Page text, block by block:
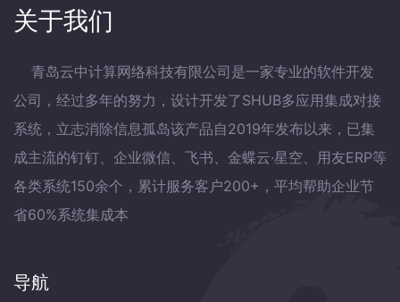
关于我们
青岛云中计算网络科技有限公司是一家专业的软件开发
公司，经过多年的努力，设计开发了SHUB多应用集成对接
系统，立志消除信息孤岛该产品自2019年发布以来，已集
成主流的钉钉、企业微信、飞书、金蝶云·星空、用友ERP等
各类系统150余个，累计服务客户200+，平均帮助企业节
省60%系统集成本
导航